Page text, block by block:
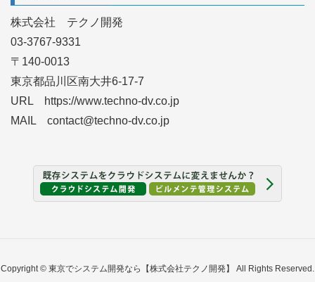
株式会社 テクノ開発
03-3767-9331
〒140-0013
東京都品川区南大井6-17-7
URL https://www.techno-dv.co.jp
MAIL contact@techno-dv.co.jp
Copyright © 東京でシステム開発なら【株式会社テクノ開発】 All Rights Reserved.